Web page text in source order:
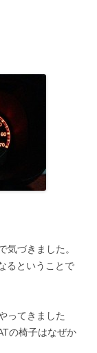
気づきました。
るということで
ってきました
の椅子はなぜか